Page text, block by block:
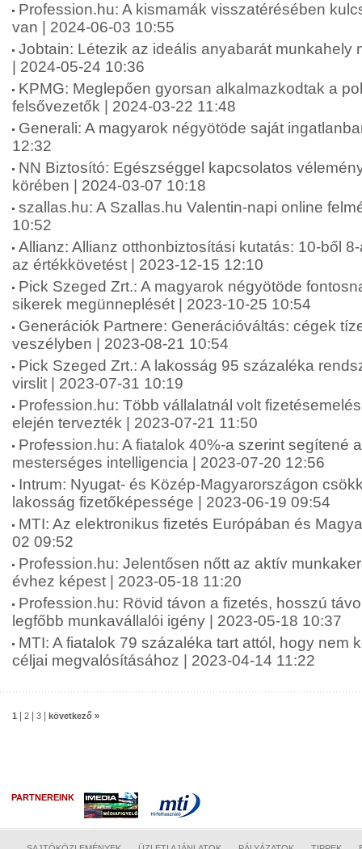
Profession.hu: A kismamák visszatérésében
van | 2024-06-03 10:55
Jobtain: Létezik az ideális anyabarát munkahely
| 2024-05-24 10:36
KPMG: Meglepően gyorsan alkalmazkodtak a
felsővezetők | 2024-03-22 11:48
Generali: A magyarok négyötöde saját
12:32
NN Biztosító: Egészséggel kapcsolatos
körében | 2024-03-07 10:18
szallas.hu: A Szallas.hu Valentin-napi online
10:52
Allianz: Allianz otthonbiztosítási kutatás: 10-ből
az értékkövetést | 2023-12-15 12:10
Pick Szeged Zrt.: A magyarok négyötöde
sikerek megünneplését | 2023-10-25 10:54
Generációk Partnere: Generációváltás: cégek
veszélyben | 2023-08-21 10:54
Pick Szeged Zrt.: A lakosság 95 százaléka
virslit | 2023-07-31 10:19
Profession.hu: Több vállalatnál volt
elején tervezték | 2023-07-21 11:50
Profession.hu: A fiatalok 40%-a szerint segítené
mesterséges intelligencia | 2023-07-20 12:56
Intrum: Nyugat- és Közép-Magyarországon
lakosság fizetőképessége | 2023-06-19 09:54
MTI: Az elektronikus fizetés Európában és
02 09:52
Profession.hu: Jelentősen nőtt az aktív
évhez képest | 2023-05-18 11:20
Profession.hu: Rövid távon a fizetés, hosszú
legfőbb munkavállalói igény | 2023-05-18 10:37
MTI: A fiatalok 79 százaléka tart attól, hogy nem
céljai megvalósításához | 2023-04-14 11:22
1 2 3 következő »
PARTNEREINK